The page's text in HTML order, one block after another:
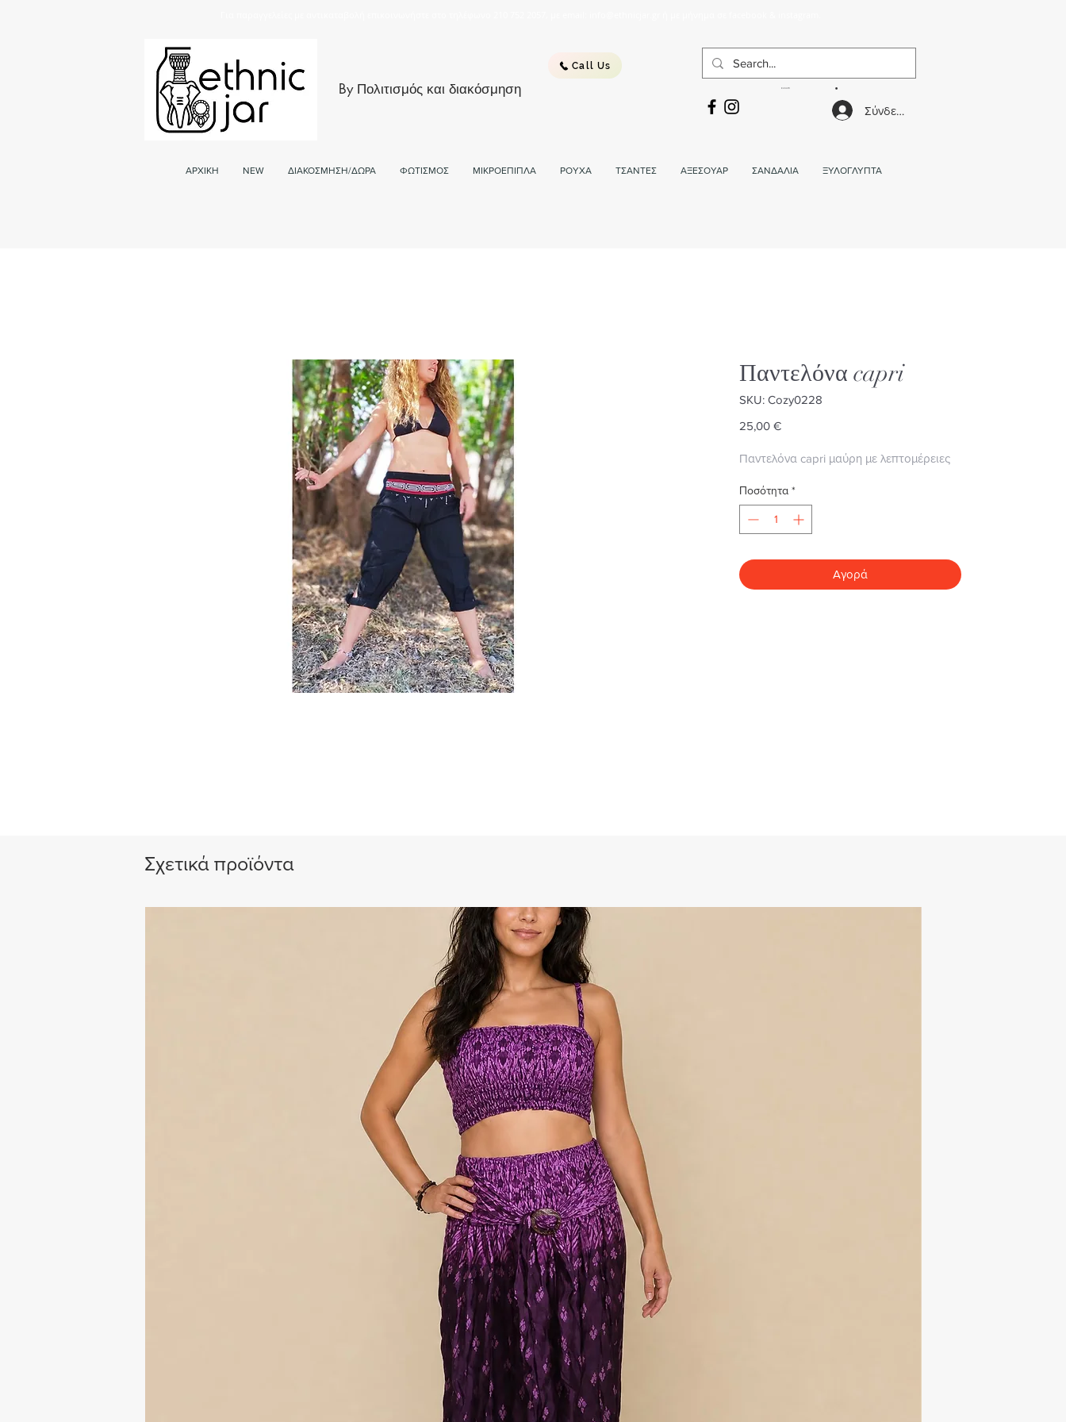
Call Us
By Πολιτισμός και διακόσμηση
Σύνδεση
ΑΡΧΙΚΗ NEW ΔΙΑΚΟΣΜΗΣΗ/ΔΩΡΑ ΦΩΤΙΣΜΟΣ ΜΙΚΡΟΕΠΙΠΛΑ ΡΟΥΧΑ ΤΣΑΝΤΕΣ ΑΞΕΣΟΥΑΡ ΣΑΝΔΑΛΙΑ ΞΥΛΟΓΛΥΠΤΑ
Παντελόνα capri
SKU: Cozy0228
25,00 €Τιμή
Παντελόνα capri μαύρη με λεπτομέρειες
Ποσότητα *
Αγορά
Σχετικά προϊόντα